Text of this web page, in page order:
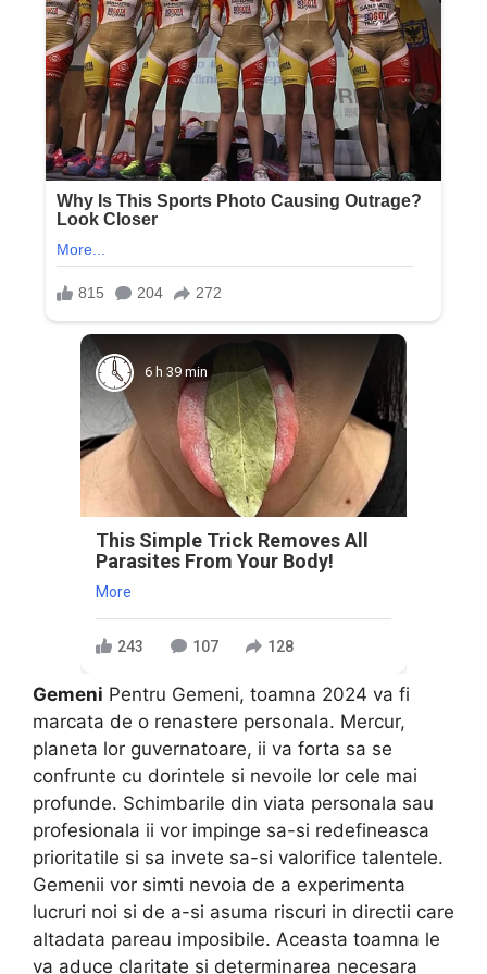
6 h 39 min
This Simple Trick Removes All
Parasites From Your Body!
More
243 107 128
Gemeni Pentru Gemeni, toamna 2024 va fi
marcata de o renastere personala. Mercur,
planeta lor guvernatoare, ii va forta sa se
confrunte cu dorintele si nevoile lor cele mai
profunde. Schimbarile din viata personala sau
profesionala ii vor impinge sa-si redefineasca
prioritatile si sa invete sa-si valorifice talentele.
Gemenii vor simti nevoia de a experimenta
lucruri noi si de a-si asuma riscuri in directii care
altadata pareau imposibile. Aceasta toamna le
va aduce claritate si determinarea necesara